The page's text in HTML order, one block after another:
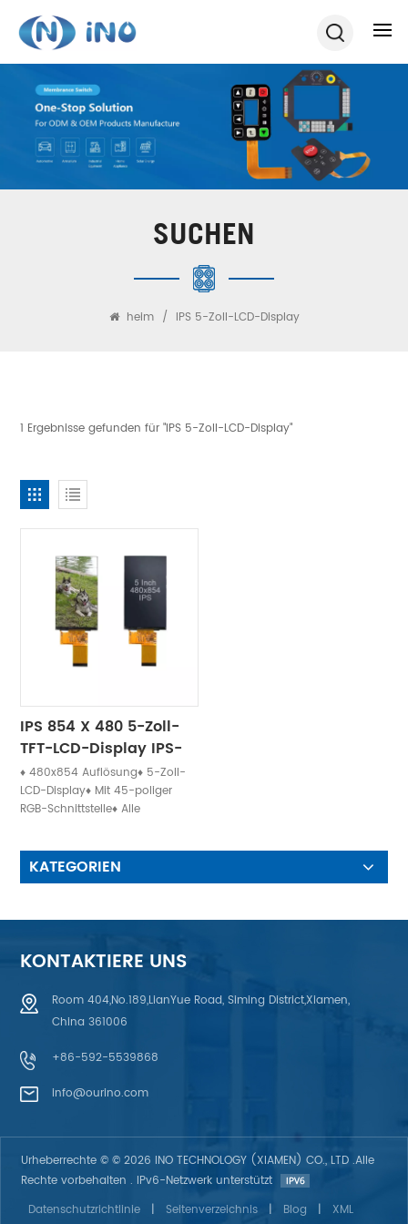
SUCHEN
heim / IPS 5-Zoll-LCD-Display
1 Ergebnisse gefunden für "IPS 5-Zoll-LCD-Display"
IPS 854 X 480 5-Zoll-
TFT-LCD-Display IPS-
Panel
♦ 480x854 Auflösung♦ 5-Zoll-
LCD-Display♦ Mit 45-poliger
RGB-Schnittstelle♦ Alle
KATEGORIEN
KONTAKTIERE UNS
Room 404,No.189,LianYue Road, Siming District,Xiamen,
China 361006
+86-592-5539868
info@ourino.com
Urheberrechte © © 2026 INO TECHNOLOGY (XIAMEN) CO., LTD .Alle
Rechte vorbehalten . IPv6-Netzwerk unterstützt
Datenschutzrichtlinie
| Seitenverzeichnis | Blog | XML